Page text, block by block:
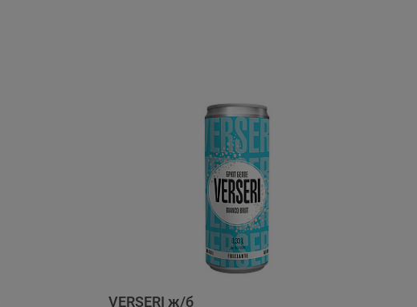
VERSERI ж/б